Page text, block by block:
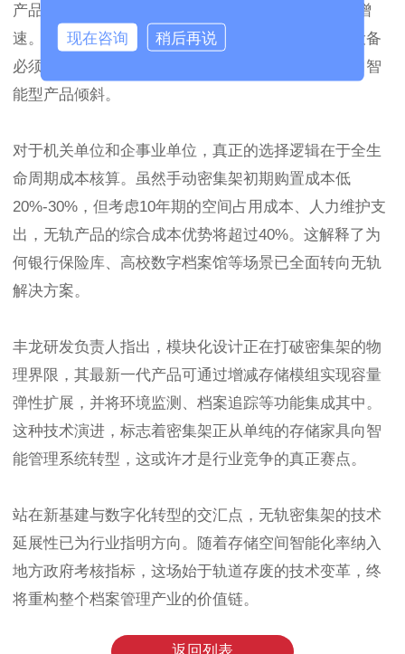
产品的年增长率已达27%，显著高于传统产品8%的增
速。
智慧档案馆建设规范的出台，更明确要求存储设备
必须具备数据接入能力，这直接推动政府采购标准向智
能型产品倾斜。
对于机关单位和企事业单位，真正的选择逻辑在于全生
命周期成本核算。虽然手动密集架初期购置成本低
20%-30%，但考虑10年期的空间占用成本、人力维护支
出，无轨产品的综合成本优势将超过40%。这解释了为
何银行保险库、高校数字档案馆等场景已全面转向无轨
解决方案。
丰龙研发负责人指出，模块化设计正在打破密集架的物
理界限，其最新一代产品可通过增减存储模组实现容量
弹性扩展，并将环境监测、档案追踪等功能集成其中。
这种技术演进，标志着密集架正从单纯的存储家具向智
能管理系统转型，这或许才是行业竞争的真正赛点。
站在新基建与数字化转型的交汇点，无轨密集架的技术
延展性已为行业指明方向。随着存储空间智能化率纳入
地方政府考核指标，这场始于轨道存废的技术变革，终
将重构整个档案管理产业的价值链。
现在咨询 稍后再说